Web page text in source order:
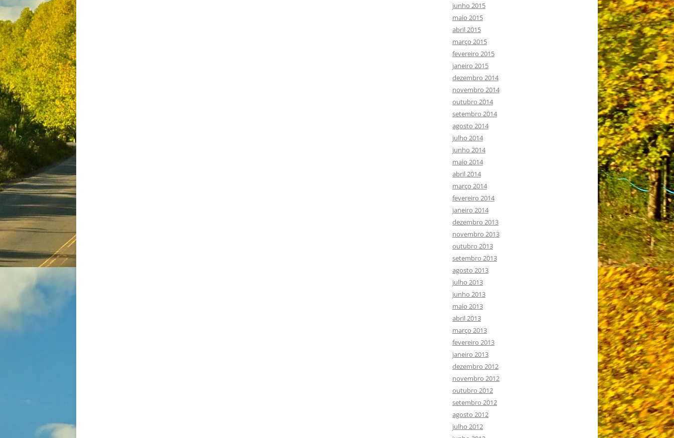
junho 2015
maio 2015
abril 2015
março 2015
fevereiro 2015
janeiro 2015
dezembro 2014
novembro 2014
outubro 2014
setembro 2014
agosto 2014
julho 2014
junho 2014
maio 2014
abril 2014
março 2014
fevereiro 2014
janeiro 2014
dezembro 2013
novembro 2013
outubro 2013
setembro 2013
agosto 2013
julho 2013
junho 2013
maio 2013
abril 2013
março 2013
fevereiro 2013
janeiro 2013
dezembro 2012
novembro 2012
outubro 2012
setembro 2012
agosto 2012
julho 2012